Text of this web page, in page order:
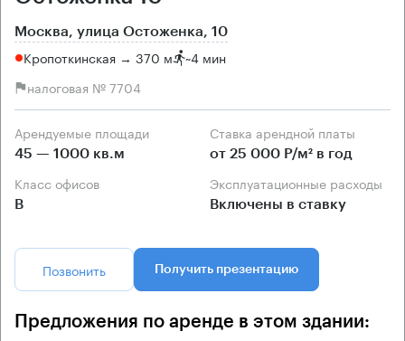
Москва, улица Остоженка, 10
Кропоткинская → 370 м ~4 мин
налоговая № 7704
Арендуемые площади
45 — 1000 кв.м
Ставка арендной платы
от 25 000 Р/м² в год
Класс офисов
B
Эксплуатационные расходы
Включены в ставку
Позвонить Получить презентацию
Предложения по аренде в этом здании: